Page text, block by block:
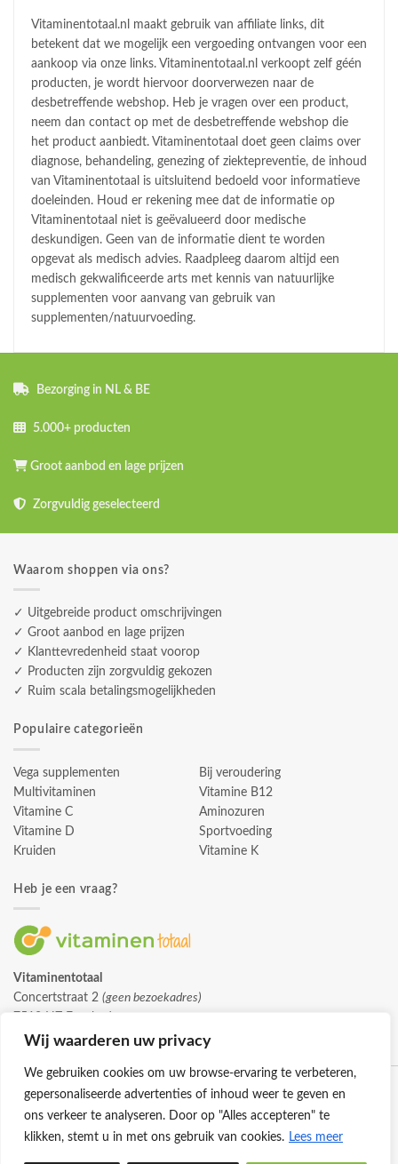
Wij waarderen uw privacy
We gebruiken cookies om uw browse-ervaring te verbeteren,
gepersonaliseerde advertenties of inhoud weer te geven en
ons verkeer te analyseren. Door op "Alles accepteren" te
klikken, stemt u in met ons gebruik van cookies. Lees meer
Vitaminentotaal.nl maakt gebruik van affiliate links, dit
betekent dat we mogelijk een vergoeding ontvangen voor een
aankoop via onze links. Vitaminentotaal.nl verkoopt zelf géén
producten, je wordt hiervoor doorverwezen naar de
desbetreffende webshop. Heb je vragen over een product,
neem dan contact op met de desbetreffende webshop die
het product aanbiedt. Vitaminentotaal doet geen claims over
diagnose, behandeling, genezing of ziektepreventie, de inhoud
van Vitaminentotaal is uitsluitend bedoeld voor informatieve
doeleinden. Houd er rekening mee dat de informatie op
Vitaminentotaal niet is geëvalueerd door medische
deskundigen. Geen van de informatie dient te worden
opgevat als medisch advies. Raadpleeg daarom altijd een
medisch gekwalificeerde arts met kennis van natuurlijke
supplementen voor aanvang van gebruik van
supplementen/natuurvoeding.
Bezorging in NL & BE
5.000+ producten
Groot aanbod en lage prijzen
Zorgvuldig geselecteerd
Waarom shoppen via ons?
✓ Uitgebreide product omschrijvingen
✓ Groot aanbod en lage prijzen
✓ Klanttevredenheid staat voorop
✓ Producten zijn zorgvuldig gekozen
✓ Ruim scala betalingsmogelijkheden
Populaire categorieën
Vega supplementen
Multivitaminen
Vitamine C
Vitamine D
Kruiden
Bij veroudering
Vitamine B12
Aminozuren
Sportvoeding
Vitamine K
Heb je een vraag?
Vitaminentotaal
Concertstraat 2 (geen bezoekadres)
info@vitaminentotaal.nl